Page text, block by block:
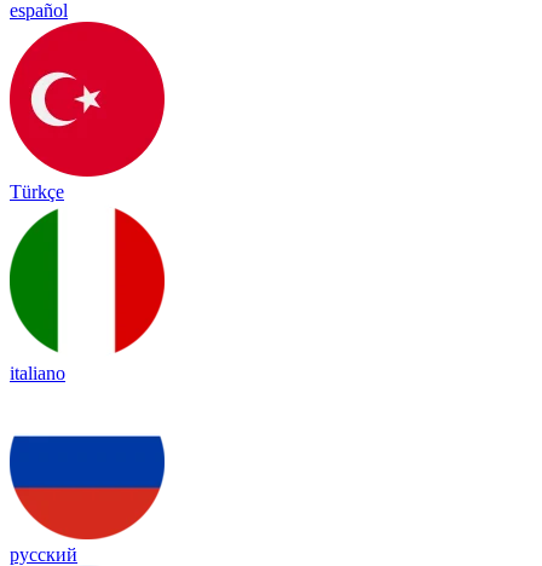
español
Türkçe
italiano
русский